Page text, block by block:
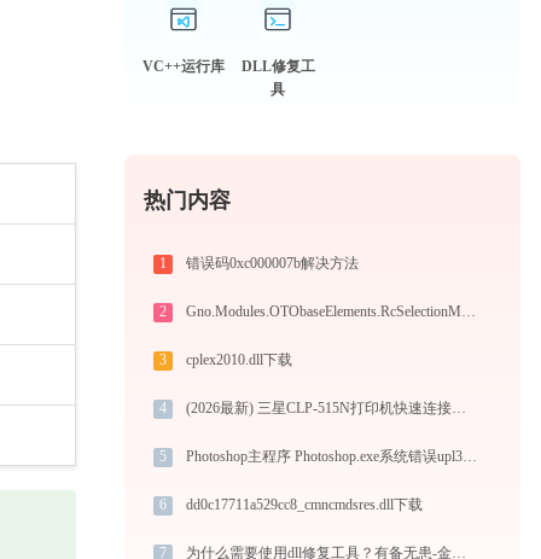
VC++运行库
DLL修复工
具
热门内容
1 错误码0xc000007b解决方法
2 Gno.Modules.OTObaseElements.RcSelectionModel.Interface.dll下载
3 cplex2010.dll下载
4 (2026最新) 三星CLP-515N打印机快速连接指南
5 Photoshop主程序 Photoshop.exe系统错误upl32.dll丢失如何解决
6 dd0c17711a529cc8_cmncmdsres.dll下载
7 为什么需要使用dll修复工具？有备无患-金山毒霸